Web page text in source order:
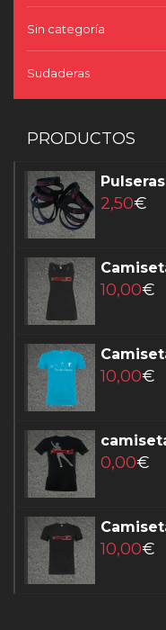
Sin categoría
Sudaderas
PRODUCTOS
2,50€
10,00€
10,00€
0,00€
10,00€